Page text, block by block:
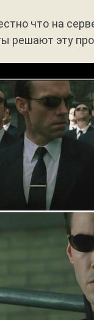
что на
решают эту